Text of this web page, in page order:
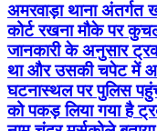
अमरवाड़ा थाना अंतर्गत
कोर्ट रखना मौके पर
जानकारी के अनुसार
था और उसकी चपेट में
घटनास्थल पर पुलिस
को पकड़ लिया गया है